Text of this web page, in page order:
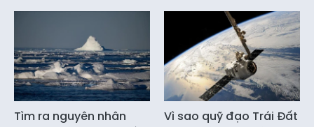
Tìm ra nguyên nhân
Vì sao quỹ đạo Trái Đất